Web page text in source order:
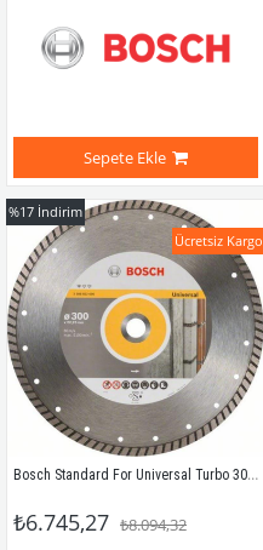
Sepete Ekle
Bosch Standard For Universal Turbo 300 Mm 2608602696
₺6.745,27 ₺8.094,32
%17 İndirim
Ücretsiz Kargo